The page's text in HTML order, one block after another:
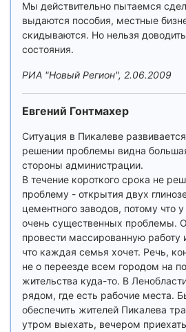
Мы действительно пытаемся
выдаются пособия, местные
скидываются. Но нельзя
состояния.
РИА "Новый Регион", 2.06.2009
Евгений Гонтмахер
Ситуация в Пикалеве
решении проблемы видна
стороны администрации.
В течение короткого срока не
проблему - открытия двух
цементного заводов, потому что
очень существенных проблемы.
провести массированную работу
что каждая семья хочет. Речь,
не о переезде всем городом на
жительства куда-то. В
рядом, где есть рабочие места.
обеспечить жителей Пикалева
утром выехать, вечером